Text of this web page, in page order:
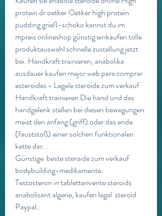
protein dr oetker Oetker high protein
pudding grieß-schoko kannst du im
mpreis onlineshop günstig einkaufen tolle
produktauswahl schnelle zustellung jetzt
bei. Handkraft trainieren, anabolika
ausdauer kaufen mejor web para comprar
esteroides - Legale steroide zum verkauf
Handkraft trainieren Die hand und das
handgelenk stellen bei diesen bewegungen
meist den anfang (griff) oder das ende
(fauststoß) einer solchen funktionalen
kette dar. .
Günstige  beste steroide zum verkauf
bodybuilding-medikamente.
Testosteron in tablettenvente steroids
anabolisant algerie, kaufen legal  steroid
Paypal..